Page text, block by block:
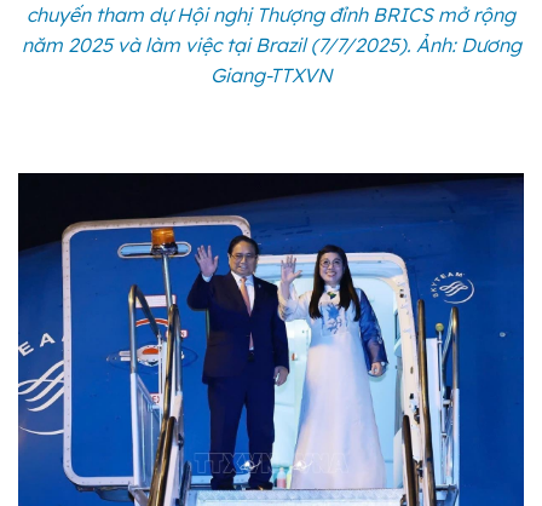
chuyến tham dự Hội nghị Thượng đỉnh BRICS mở rộng
năm 2025 và làm việc tại Brazil (7/7/2025). Ảnh: Dương
Giang-TTXVN